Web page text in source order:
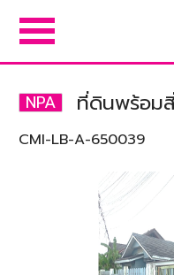
NPA ที่ดินพร้อม
CMI-LB-A-650039